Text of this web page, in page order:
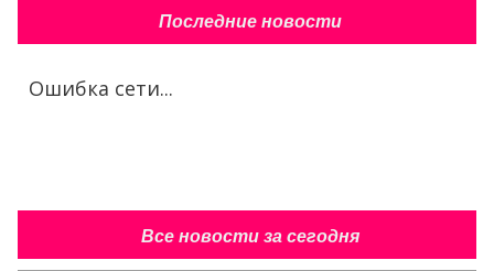
Последние новости
Ошибка сети...
Все новости за сегодня